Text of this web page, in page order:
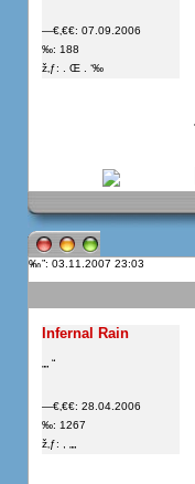
—€‚€€: 07.09.2006
‰: 188
ž‚ƒ: . Œ . ‘‰
”: 03.11.2007 23:03
Infernal Rain
„„ “
—€‚€€: 28.04.2006
‰: 1267
ž‚ƒ: , „„